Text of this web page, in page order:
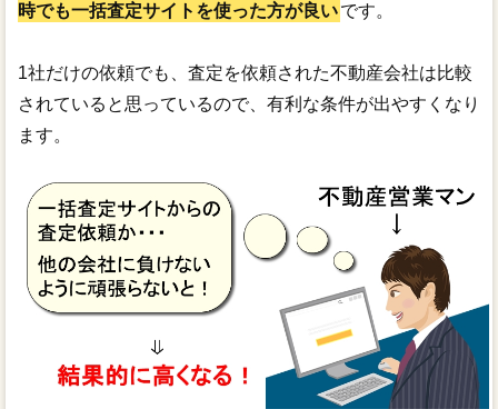
時でも一括査定サイトを使った方が良いです。
1社だけの依頼でも、査定を依頼された不動産会社は比較
されていると思っているので、有利な条件が出やすくなり
ます。